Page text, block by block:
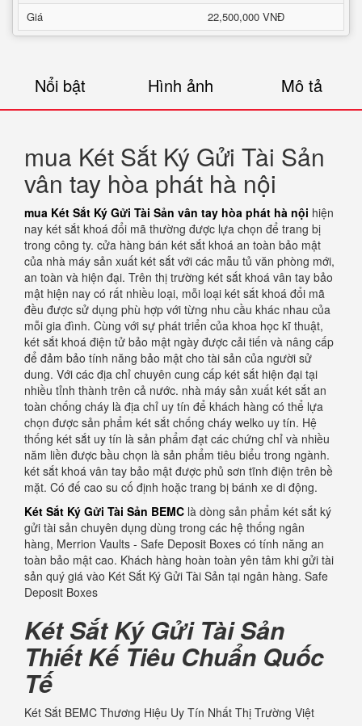
Giá
22,500,000 VNĐ
Nổi bật Hình ảnh Mô tả
mua Két Sắt Ký Gửi Tài Sản
vân tay hòa phát hà nội
mua Két Sắt Ký Gửi Tài Sản vân tay hòa phát hà nội hiện
nay két sắt khoá đổi mã thường được lựa chọn để trang bị
trong công ty. cửa hàng bán két sắt khoá an toàn bảo mật
của nhà máy sản xuất két sắt với các mẫu tủ văn phòng mới,
an toàn và hiện đại. Trên thị trường két sắt khoá vân tay bảo
mật hiện nay có rất nhiều loại, mỗi loại két sắt khoá đổi mã
đều được sử dụng phù hợp với từng nhu cầu khác nhau của
mỗi gia đình. Cùng với sự phát triển của khoa học kĩ thuật,
két sắt khoá điện tử bảo mật ngày được cải tiến và nâng cấp
để đảm bảo tính năng bảo mật cho tài sản của người sử
dung. Với các địa chỉ chuyên cung cấp két sắt hiện đại tại
nhiều tỉnh thành trên cả nước. nhà máy sản xuất két sắt an
toàn chống cháy là địa chỉ uy tín để khách hàng có thể lựa
chọn được sản phẩm két sắt chống cháy welko uy tín. Hệ
thống két sắt uy tín là sản phẩm đạt các chứng chỉ và nhiều
năm liền được bầu chọn là sản phẩm tiêu biểu trong ngành.
két sắt khoá vân tay bảo mật được phủ sơn tĩnh điện trên bề
mặt. Có đế cao su cố định hoặc trang bị bánh xe di động.
Két Sắt Ký Gửi Tài Sản BEMC là dòng sản phẩm két sắt ký
gửi tài sản chuyên dụng dùng trong các hệ thống ngân
hàng, Merrion Vaults - Safe Deposit Boxes có tính năng an
toàn bảo mật cao. Khách hàng hoàn toàn yên tâm khi gửi tài
sản quý giá vào Két Sắt Ký Gửi Tài Sản tại ngân hàng. Safe
Deposit Boxes
Két Sắt Ký Gửi Tài Sản
Thiết Kế Tiêu Chuẩn Quốc
Tế
Két Sắt BEMC Thương Hiệu Uy Tín Nhất Thị Trường Việt